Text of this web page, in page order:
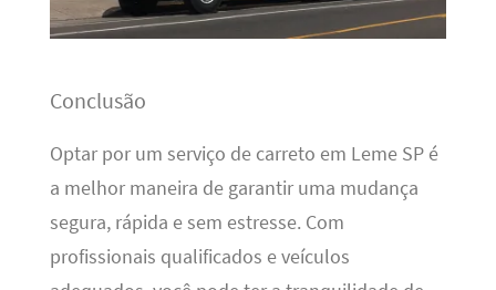
Conclusão
Optar por um serviço de carreto em Leme SP é
a melhor maneira de garantir uma mudança
segura, rápida e sem estresse. Com
profissionais qualificados e veículos